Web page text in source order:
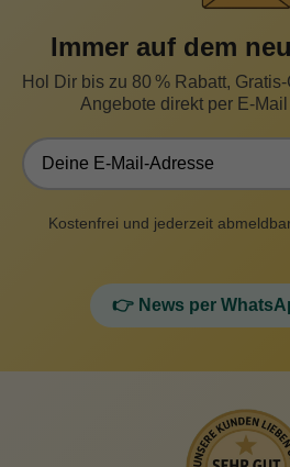
Immer auf dem
Hol Dir bis zu 80 % Rabatt,
Angebote direkt per E-
Kostenfrei und jederzeit
👉 News per